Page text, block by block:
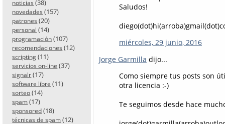
noticias (38)
novedades (157)
patrones (20)
personal (14)
programación (107)
recomendaciones (12)
scripting (11)
servicios on-line (37)
signalr (17)
software libre (11)
sorteo (14)
spam (17)
sponsored (18)
técnicas de spam (12)
Saludos!
miércoles, 29 junio, 2016
Jorge Garmilla dijo...
Como siempre tus posts son
otra licencia :-)
Te seguimos desde hace